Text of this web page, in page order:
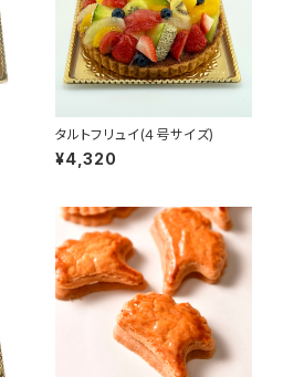
タルトフリュイ(４号サイズ)
¥4,320